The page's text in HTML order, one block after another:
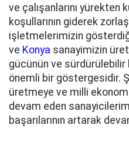
ve çalışanlarını yürekten
koşullarının giderek
işletmelerimizin gösterdiği
ve Konya sanayimizin
gücünün ve sürdürülebilir
önemli bir göstergesidir.
üretmeye ve milli
devam eden
başarılarının artarak